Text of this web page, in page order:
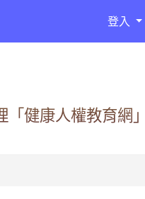
登入
健康人權教育網」